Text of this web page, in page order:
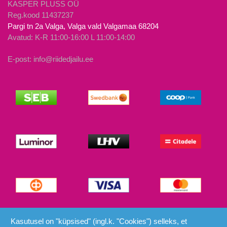
Kasutusel on "küpsised" (ingl.k. "Cookies") selleks, et
KASPER PLUSS OÜ
Reg.kood 11437237
Pargi tn 2a Valga, Valga vald Valgamaa 68204
Avatud: K-R 11:00-16:00 L 11:00-14:00
E-post: info@riidedjailu.ee